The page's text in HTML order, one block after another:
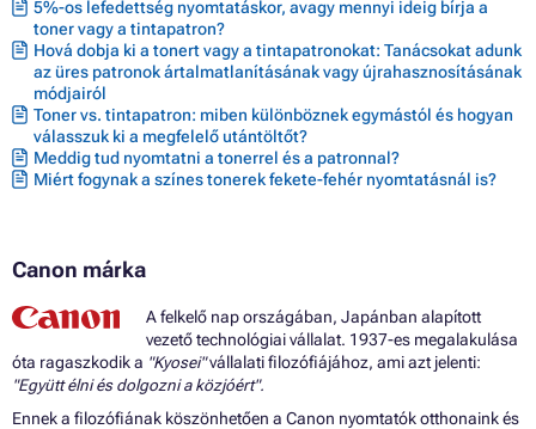
Patron CANON I9100
Patron CANON I950
Patron CANON I965
Patron CANON I990
Patron CANON I9950
Patron CANON PIXMA IP3000
Patron CANON PIXMA IP3100
Patron CANON PIXMA IP4000
Patron CANON PIXMA IP4000 SERIES
Patron CANON PIXMA IP5000
Patron CANON PIXMA IP6000D
Patron CANON PIXMA IP6100D
Patron CANON PIXMA IP8500
Patron CANON PIXMA IP9950
Patron CANON PIXMA MP750
Patron CANON PIXMA MP760
Patron CANON PIXMA MP780
5%-os lefedettség nyomtatáskor, avagy mennyi ideig bírja a
toner vagy a tintapatron?
Hová dobja ki a tonert vagy a tintapatronokat: Tanácsokat adunk
az üres patronok ártalmatlanításának vagy újrahasznosításának
módjairól
Toner vs. tintapatron: miben különböznek egymástól és hogyan
válasszuk ki a megfelelő utántöltőt?
Meddig tud nyomtatni a tonerrel és a patronnal?
Miért fogynak a színes tonerek fekete-fehér nyomtatásnál is?
Canon márka
A felkelő nap országában, Japánban alapított
vezető technológiai vállalat. 1937-es megalakulása
óta ragaszkodik a "Kyosei"vállalati filozófiájához, ami azt jelenti:
"Együtt élni és dolgozni a közjóért".
Ennek a filozófiának köszönhetően a Canon nyomtatók otthonaink és